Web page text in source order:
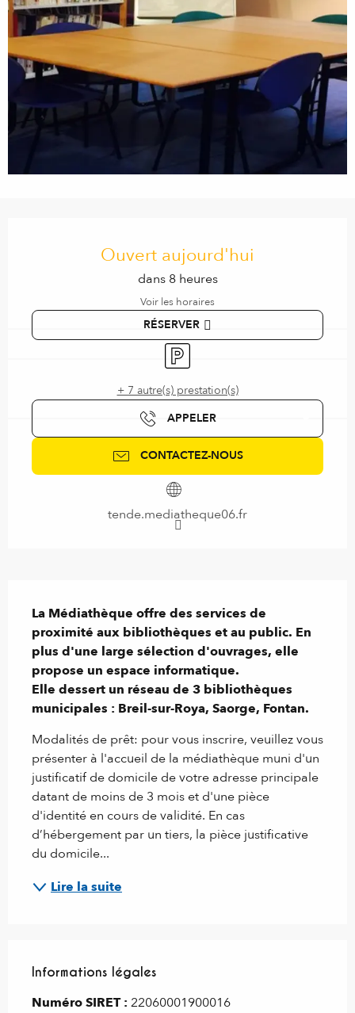
Ouvert aujourd'hui
dans 8 heures
Voir les horaires
RÉSERVER
Parking
+ 7 autre(s) prestation(s)
APPELER
CONTACTEZ-NOUS
tende.mediatheque06.fr
La Médiathèque offre des services de
proximité aux bibliothèques et au public. En
plus d'une large sélection d'ouvrages, elle
propose un espace informatique.
Elle dessert un réseau de 3 bibliothèques
municipales : Breil-sur-Roya, Saorge, Fontan.
Modalités de prêt: pour vous inscrire, veuillez vous
présenter à l'accueil de la médiathèque muni d'un
justificatif de domicile de votre adresse principale
datant de moins de 3 mois et d'une pièce
d'identité en cours de validité. En cas
d’hébergement par un tiers, la pièce justificative
du domicile...
Lire la suite
Informations légales
Informations légales
Numéro SIRET : 22060001900016